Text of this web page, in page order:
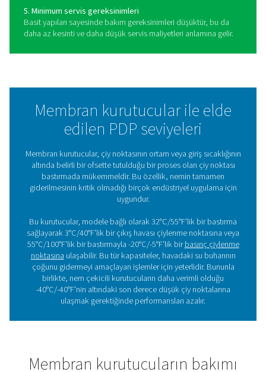
Membran kurutucusu
kullanmanın faydaları
Membran kurutucular, çeşitli endüstriyel uygulamalarda
avantajları nedeniyle yaygın olarak takdir edilmektedir:
onları sessiz performansın önemli olduğu ortamlar için